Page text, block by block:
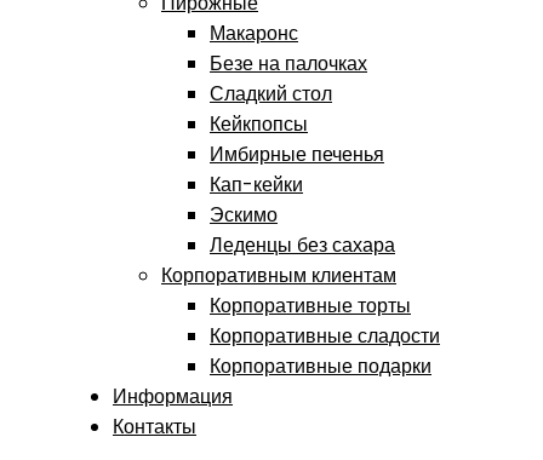
Макаронс
Безе на палочках
Сладкий стол
Кейкпопсы
Имбирные печенья
Кап-кейки
Эскимо
Леденцы без сахара
Корпоративным клиентам
Корпоративные торты
Корпоративные сладости
Корпоративные подарки
Информация
Контакты